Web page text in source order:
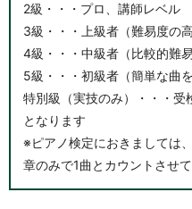
2級・・・プロ、講師レベル
3級・・・上級者（難易度の
4級・・・中級者（比較的難
5級・・・初級者（簡単な曲
特別級（実技のみ）・・・受
となります
※ピアノ検定におきましては
章のみで1曲とカウントさせて